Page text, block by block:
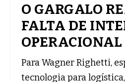
O GARGALO
FALTA DE
OPERACIONAL
Para Wagner Righetti,
tecnologia para